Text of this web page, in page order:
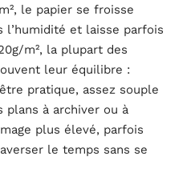
le papier se froisse
l’humidité et laisse parfois
m², la plupart des
leur équilibre :
pratique, assez souple
plans à archiver ou à
plus élevé, parfois
le temps sans se